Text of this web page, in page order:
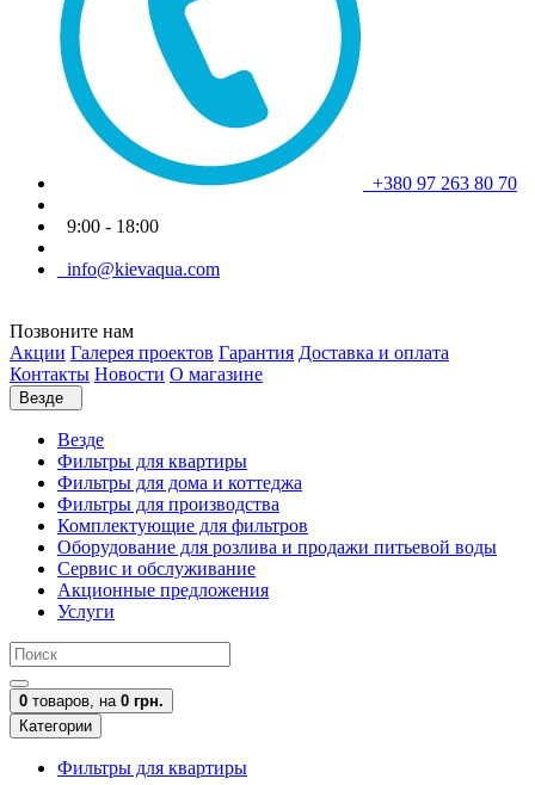
+380 97 263 80 70
9:00 - 18:00
info@kievaqua.com
Позвоните нам
Акции Галерея проектов Гарантия Доставка и оплата
Контакты Новости О магазине
Везде
Везде
Фильтры для квартиры
Фильтры для дома и коттеджа
Фильтры для производства
Комплектующие для фильтров
Оборудование для розлива и продажи питьевой воды
Сервис и обслуживание
Акционные предложения
Услуги
0 товаров, на 0 грн.
Категории
Фильтры для квартиры